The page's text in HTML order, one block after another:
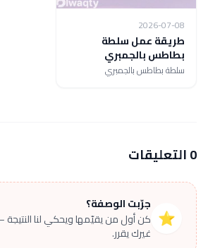
2026-07-08
طريقة عمل سلطة
بطاطس بالجمبري
سلطة بطاطس بالجمبري
0 التعليقات
⭐
جرّبت الوصفة؟
كن أول من يقيّمها ويحكي لنا
غيرك يقرر.